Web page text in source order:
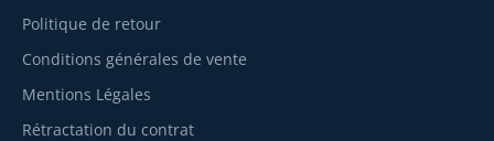
Politique de retour
Conditions générales de vente
Mentions Légales
Rétractation du contrat